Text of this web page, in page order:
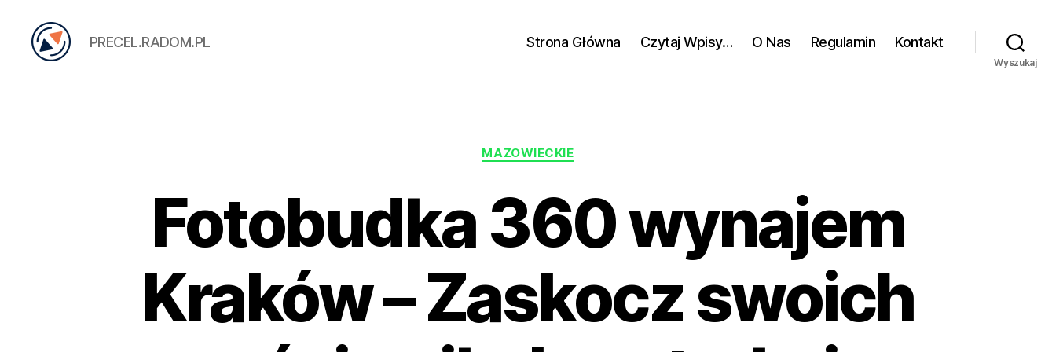
PRECEL.RADOM.PL Strona Główna Czytaj Wpisy… O Nas Regulamin Kontakt
Wyszukaj
Kategorie
MAZOWIECKIE
Fotobudka 360 wynajem
Kraków – Zaskocz swoich